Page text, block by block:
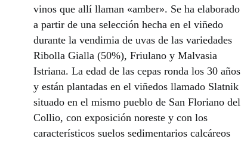
vinos que allí llaman «amber». Se ha elaborado
a partir de una selección hecha en el viñedo
durante la vendimia de uvas de las variedades
Ribolla Gialla (50%), Friulano y Malvasia
Istriana. La edad de las cepas ronda los 30 años
y están plantadas en el viñedos llamado Slatnik
situado en el mismo pueblo de San Floriano del
Collio, con exposición noreste y con los
característicos suelos sedimentarios calcáreos